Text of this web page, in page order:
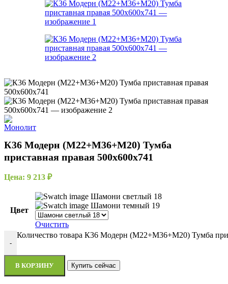
К36 Модерн (М22+М36+М20) Тумба
приставная правая 500х600х741
Цена: 9 213 ₽
Цвет
Шамони светлый 18
Шамони темный 19
Очистить
-
Количество товара К36 Модерн (М22+М36+М20) Тумба
В КОРЗИНУ Купить сейчас